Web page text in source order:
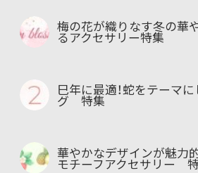
梅の花が織りなす冬の華
るアクセサリー特集
巳年に最適！蛇をテーマ
グ 特集
華やかなデザインが魅力
モチーフアクセサリー